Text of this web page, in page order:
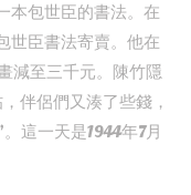
本包世臣的書法。在
世臣書法寄賣。他在
減至三千元。陳竹隱
伴侶們又湊了些錢，
這一天是1944年7月